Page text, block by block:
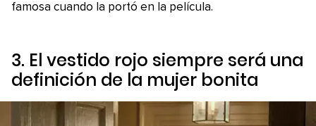
famosa cuando la portó en la película.
3. El vestido rojo siempre será una
definición de la mujer bonita